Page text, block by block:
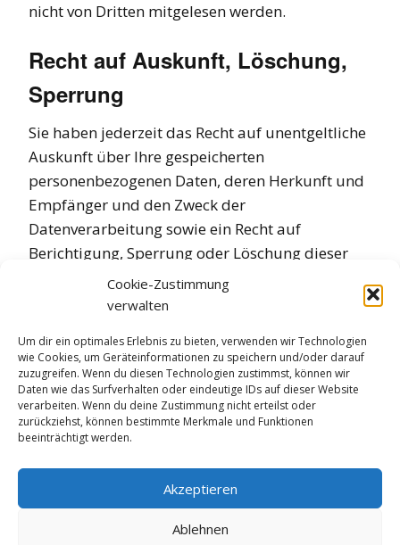
Cookie-Zustimmung
verwalten
Um dir ein optimales Erlebnis zu bieten, verwenden wir Technologien
wie Cookies, um Geräteinformationen zu speichern und/oder darauf
zuzugreifen. Wenn du diesen Technologien zustimmst, können wir
Daten wie das Surfverhalten oder eindeutige IDs auf dieser Website
verarbeiten. Wenn du deine Zustimmung nicht erteilst oder
zurückziehst, können bestimmte Merkmale und Funktionen
beeinträchtigt werden.
Akzeptieren
Ablehnen
nicht von Dritten mitgelesen werden.
Recht auf Auskunft, Löschung,
Sperrung
Sie haben jederzeit das Recht auf unentgeltliche
Auskunft über Ihre gespeicherten
personenbezogenen Daten, deren Herkunft und
Empfänger und den Zweck der
Datenverarbeitung sowie ein Recht auf
Berichtigung, Sperrung oder Löschung dieser
Daten. Hierzu sowie zu weiteren Fragen zum
Thema personenbezogene Daten können Sie
angegebenen Adresse an uns wenden.
Impressum–Datenschutz